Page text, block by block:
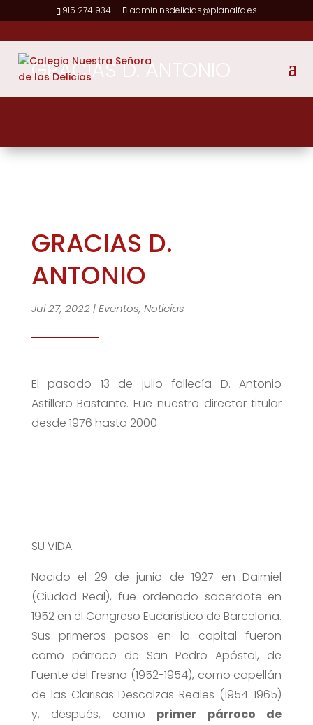
915 274 934 admin.nsdelicias@planalfa.es
GRACIAS D. ANTONIO
GRACIAS D.
ANTONIO
Jul 27, 2022|Eventos, Noticias
El pasado 13 de julio fallecía D. Antonio
Astillero Bastante. Fue nuestro director titular
desde 1976 hasta 2000
SU VIDA:
Nacido el 29 de junio de 1927 en Daimiel
(Ciudad Real), fue ordenado sacerdote en
1952 en el Congreso Eucarístico de Barcelona.
Sus primeros pasos en la capital fueron
como párroco de San Pedro Apóstol, de
Fuente del Fresno (1952-1954), como capellán
de las Clarisas Descalzas Reales (1954-1965)
y, después, como primer párroco de